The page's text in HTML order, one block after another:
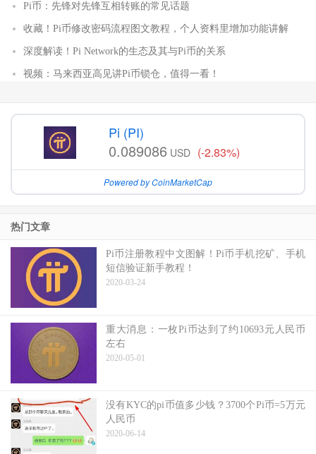
Pi币：先锋对先锋互相转账的常见话题
收藏！Pi币修改密码流程图文教程，个人资料里增加功能讲解
深度解读！Pi Network的生态及其与Pi币的关系
视频：马来西亚高见讲Pi币锁仓，值得一看！
Pi (PI)
0.089086 USD (-2.83%)
Powered by CoinMarketCap
热门文章
Pi币注册教程中文图解！Pi币手机挖矿、手机
短信验证新手教程！
2020-03-24
重大消息：一枚Pi币达到了约10693元人民币
左右
2020-05-01
没有KYC的pi币值多少钱？3700个Pi币=5万元
人民币
2020-06-14